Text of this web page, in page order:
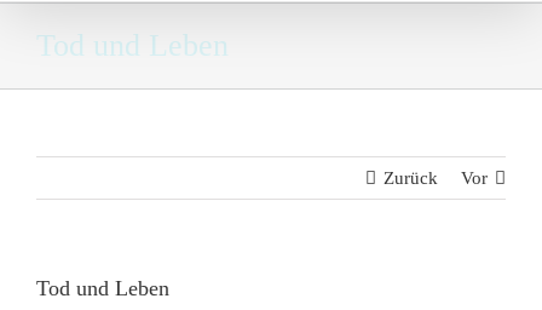
Tod und Leben
Zurück Vor
Tod und Leben